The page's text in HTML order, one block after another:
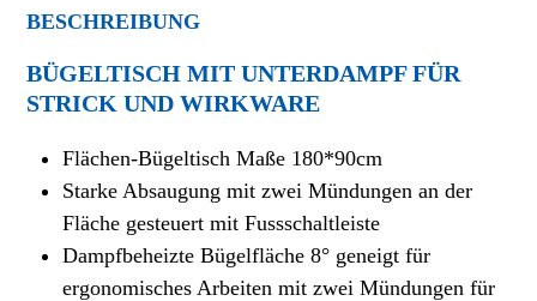
BESCHREIBUNG
BÜGELTISCH MIT UNTERDAMPF FÜR
STRICK UND WIRKWARE
Flächen-Bügeltisch Maße 180*90cm
Starke Absaugung mit zwei Mündungen an der
Fläche gesteuert mit Fussschaltleiste
Dampfbeheizte Bügelfläche 8° geneigt für
ergonomisches Arbeiten mit zwei Mündungen für